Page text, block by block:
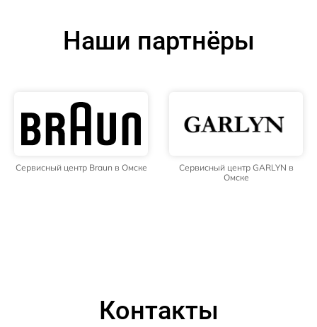
Наши партнёры
Сервисный центр Braun в Омске
Сервисный центр GARLYN в
Омске
Контакты